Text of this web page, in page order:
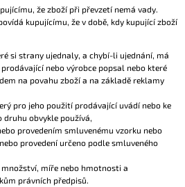
že zboží při převzetí nemá vady.
kupujícímu, že v době, kdy kupující zboží
si strany ujednaly, a chybí-li ujednání, má
nebo výrobce popsal nebo které
na povahu zboží a na základě reklamy
pro jeho použití prodávající uvádí nebo ke
druhu obvykle používá,
provedením smluvenému vzorku nebo
provedení určeno podle smluveného
míře nebo hmotnosti a
právních předpisů.